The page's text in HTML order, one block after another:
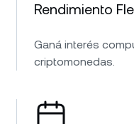
Rendimiento
Ganá interés
criptomonedas.